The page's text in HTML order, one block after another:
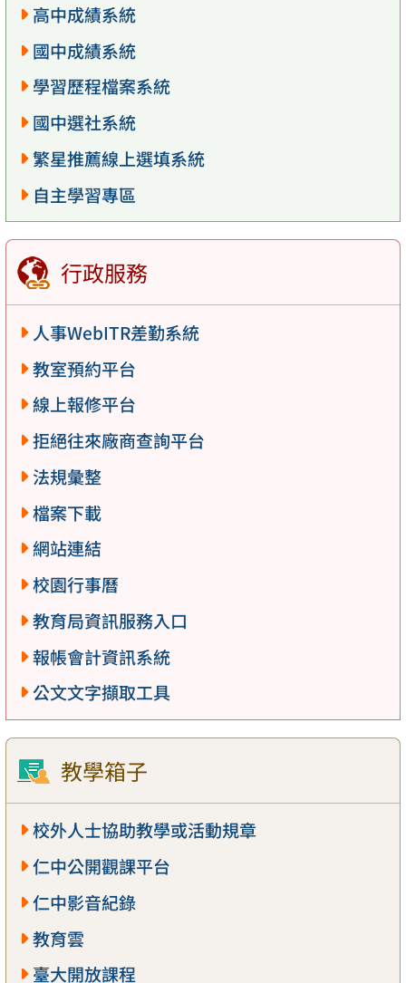
高中成績系統
國中成績系統
學習歷程檔案系統
國中選社系統
繁星推薦線上選填系統
自主學習專區
行政服務
人事WebITR差勤系統
教室預約平台
線上報修平台
拒絕往來廠商查詢平台
法規彙整
檔案下載
網站連結
校園行事曆
教育局資訊服務入口
報帳會計資訊系統
公文文字擷取工具
教學箱子
校外人士協助教學或活動規章
仁中公開觀課平台
仁中影音紀錄
教育雲
臺大開放課程